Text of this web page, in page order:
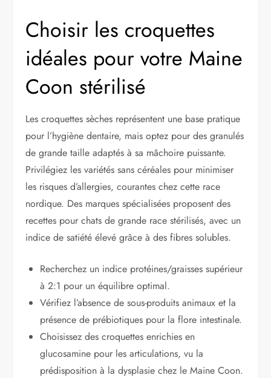
Choisir les croquettes
idéales pour votre Maine
Coon stérilisé
Les croquettes sèches représentent une base pratique
pour l’hygiène dentaire, mais optez pour des granulés
de grande taille adaptés à sa mâchoire puissante.
Privilégiez les variétés sans céréales pour minimiser
les risques d’allergies, courantes chez cette race
nordique. Des marques spécialisées proposent des
recettes pour chats de grande race stérilisés, avec un
indice de satiété élevé grâce à des fibres solubles.
Recherchez un indice protéines/graisses supérieur
à 2:1 pour un équilibre optimal.
Vérifiez l’absence de sous-produits animaux et la
présence de prébiotiques pour la flore intestinale.
Choisissez des croquettes enrichies en
glucosamine pour les articulations, vu la
prédisposition à la dysplasie chez le Maine Coon.